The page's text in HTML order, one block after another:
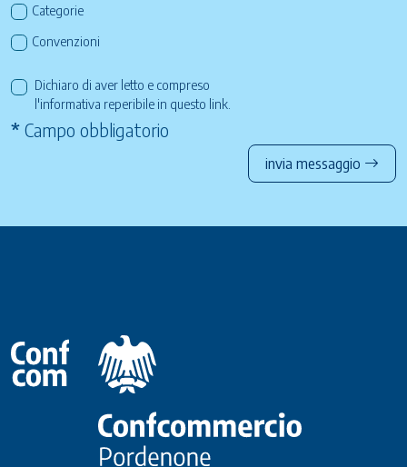
Categorie
Convenzioni
Dichiaro di aver letto e compreso
l'informativa reperibile in questo link
* Campo obbligatorio
invia messaggio